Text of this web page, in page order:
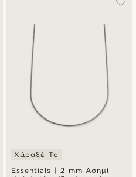
Essentials | 2 mm Ασημί
Χάραξέ Το